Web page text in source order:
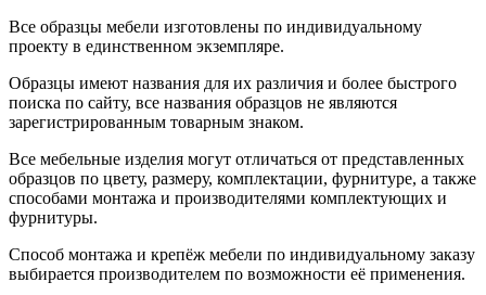
Все образцы мебели изготовлены по индивидуальному
проекту в единственном экземпляре.
Образцы имеют названия для их различия и более быстрого
поиска по сайту, все названия образцов не являются
зарегистрированным товарным знаком.
Все мебельные изделия могут отличаться от представленных
образцов по цвету, размеру, комплектации, фурнитуре, а также
способами монтажа и производителями комплектующих и
фурнитуры.
Способ монтажа и крепёж мебели по индивидуальному заказу
выбирается производителем по возможности её применения.